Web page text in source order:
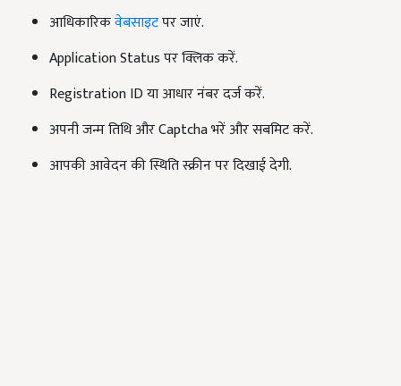
आधिकारिकवेबसाइटपर जाएं.
Application Status पर क्लिक करें.
Registration ID या आधार नंबर दर्ज करें.
अपनी जन्म तिथि और Captcha भरें और सबमिट करें.
आपकी आवेदन की स्थिति स्क्रीन पर दिखाई देगी.